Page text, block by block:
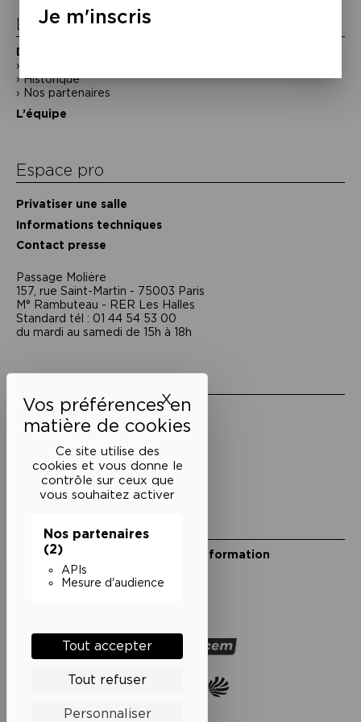
Ce site utilise des
cookies et vous donne le
contrôle sur ceux que
vous souhaitez activer
Nos partenaires
(2)
APIs
Mesure d'audience
Tout accepter
Tout refuser
Personnaliser
XMasquer le bandeau des
La Maison de la Poésie
Découvrir
Historique
Nos partenaires
L’équipe
Espace pro
Privatiser une salle
Informations techniques
Contact presse
Passage Moliėre
157, rue Saint-Martin - 75003 Paris
M° Rambuteau - RER Les Halles
Standard tél : 01 44 54 53 00
du mardi au samedi de 15h à 18h
Mentions légales
Politique de confidentialité
Conditions générales de vente
Cookies
Restons en lien
Inscrivez-vous à notre lettre d’information
Suivez-nous sur les réseaux
Je m'inscris